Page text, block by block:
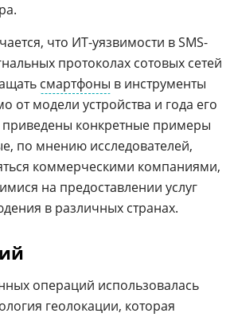
что ИТ-уязвимости в SMS-
протоколах сотовых сетей
смартфоны в инструменты
от модели устройства и года его
приведены конкретные примеры
по мнению исследователей,
коммерческими компаниями,
на предоставлении услуг
в различных странах.
операций использовалась
геолокации, которая